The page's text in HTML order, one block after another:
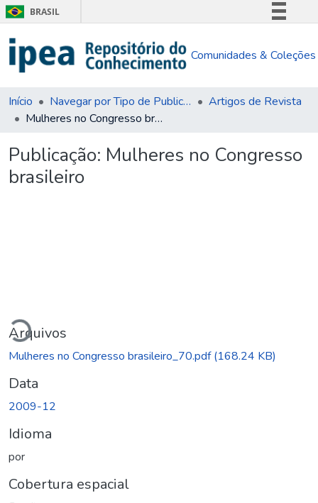
BRASIL
Comunica BR
Acesso à informação
Comunidades & Coleções
Início Navegar por Tipo de Publicação
Artigos de Revista
Mulheres no Congresso brasileiro
Publicação: Mulheres no Congresso
brasileiro
Arquivos
Mulheres no Congresso brasileiro_70.pdf(168.24 KB)
Data
2009-12
Idioma
por
Cobertura espacial